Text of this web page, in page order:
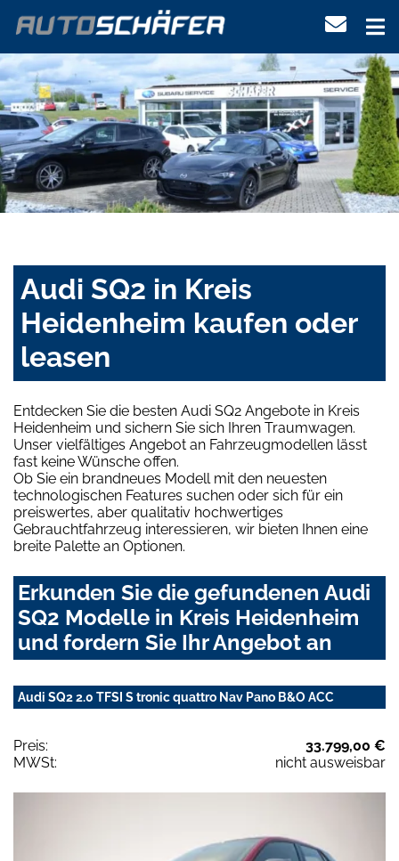
Audi SQ2 in Kreis
Heidenheim kaufen oder
leasen
Entdecken Sie die besten Audi SQ2 Angebote in Kreis
Heidenheim und sichern Sie sich Ihren Traumwagen.
Unser vielfältiges Angebot an Fahrzeugmodellen lässt
fast keine Wünsche offen.
Ob Sie ein brandneues Modell mit den neuesten
technologischen Features suchen oder sich für ein
preiswertes, aber qualitativ hochwertiges
Gebrauchtfahrzeug interessieren, wir bieten Ihnen eine
breite Palette an Optionen.
Erkunden Sie die gefundenen Audi
SQ2 Modelle in Kreis Heidenheim
und fordern Sie Ihr Angebot an
Audi SQ2 2.0 TFSI S tronic quattro Nav Pano B&O ACC
Preis:
33.799,00 €
MWSt:
nicht ausweisbar